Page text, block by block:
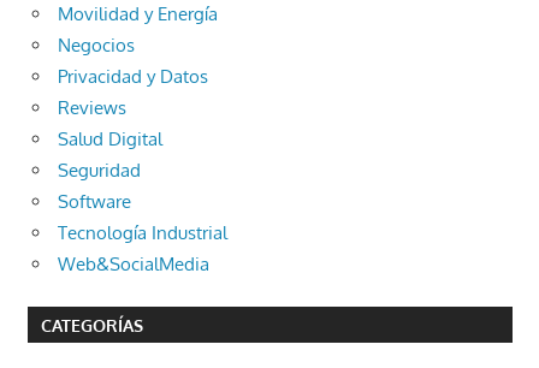
Movilidad y Energía
Negocios
Privacidad y Datos
Reviews
Salud Digital
Seguridad
Software
Tecnología Industrial
Web&SocialMedia
CATEGORÍAS